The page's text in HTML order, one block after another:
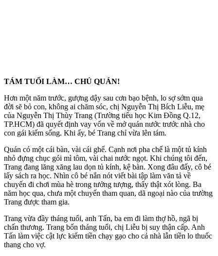
TÁM TUỔI LÀM… CHỦ QUÁN!
Hơn một năm trước, gượng dậy sau cơn bạo bệnh, lo sợ sớm qua
đời sẽ bỏ con, không ai chăm sóc, chị Nguyễn Thị Bích Liễu, mẹ
của Nguyễn Thị Thùy Trang (Trường tiểu học Kim Đồng Q.12,
TP.HCM) đã quyết định vay vốn về mở quán nước trước nhà cho
con gái kiếm sống. Khi ấy, bé Trang chỉ vừa lên tám.
Quán có một cái bàn, vài cái ghế. Cạnh nơi pha chế là một tủ kính
nhỏ đựng chục gói mì tôm, vài chai nước ngọt. Khi chúng tôi đến,
Trang đang lăng xăng lau dọn tủ kính, kệ bàn. Xong đâu đấy, cô bé
lấy sách ra học. Nhìn cô bé nắn nót viết bài tập làm văn tả về
chuyến đi chơi mùa hè trong tưởng tượng, thấy thật xót lòng. Ba
năm học qua, chưa một chuyến tham quan, dã ngoại nào của trường
Trang được tham gia.
Trang vừa đầy tháng tuổi, anh Tấn, ba em đi làm thợ hồ, ngã bị
chấn thương. Trang bốn tháng tuổi, chị Liễu bị suy thận cấp. Anh
Tấn làm việc cật lực kiếm tiền chạy gạo cho cả nhà lẫn tiền lo thuốc
thang cho vợ.